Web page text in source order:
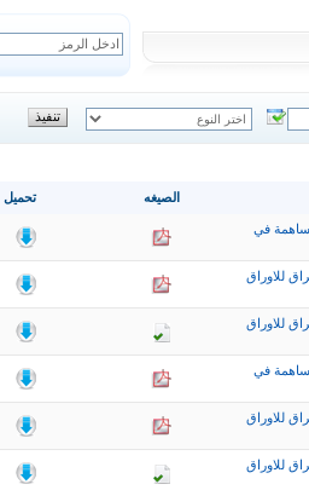
تحميل الصيغه
في
للاوراق
للاوراق
في
للاوراق
للاوراق